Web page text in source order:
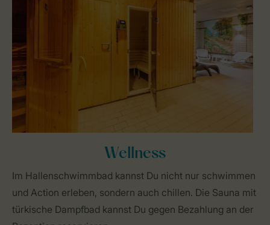
Wellness
Im Hallenschwimmbad kannst Du nicht nur schwimmen
und Action erleben, sondern auch chillen. Die Sauna mit
türkische Dampfbad kannst Du gegen Bezahlung an der